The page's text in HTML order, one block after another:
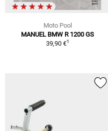
Moto Pool
MANUEL BMW R 1200 GS
39,90 €1